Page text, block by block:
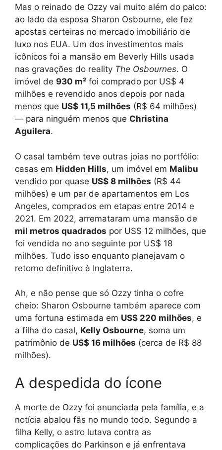
Mas o reinado de Ozzy vai muito além do palco:
ao lado da esposa Sharon Osbourne, ele fez
apostas certeiras no mercado imobiliário de
luxo nos EUA. Um dos investimentos mais
icônicos foi a mansão em Beverly Hills usada
nas gravações do reality The Osbournes. O
imóvel de 930 m² foi comprado por US$ 4
milhões e revendido anos depois por nada
menos que US$ 11,5 milhões (R$ 64 milhões)
— para ninguém menos que Christina
Aguilera.
O casal também teve outras joias no portfólio:
casas em Hidden Hills, um imóvel em Malibu
vendido por quase US$ 8 milhões (R$ 44
milhões) e um par de apartamentos em Los
Angeles, comprados em etapas entre 2014 e
2021. Em 2022, arremataram uma mansão de
mil metros quadrados por US$ 12 milhões, que
foi vendida no ano seguinte por US$ 18
milhões. Tudo isso enquanto planejavam o
retorno definitivo à Inglaterra.
Ah, e não pense que só Ozzy tinha o cofre
cheio: Sharon Osbourne também aparece com
uma fortuna estimada em US$ 220 milhões, e
a filha do casal, Kelly Osbourne, soma um
patrimônio de US$ 16 milhões (cerca de R$ 88
milhões).
A despedida do ícone
A morte de Ozzy foi anunciada pela família, e a
notícia abalou fãs no mundo todo. Segundo a
filha Kelly, o astro lutava contra as
complicações do Parkinson e já enfrentava